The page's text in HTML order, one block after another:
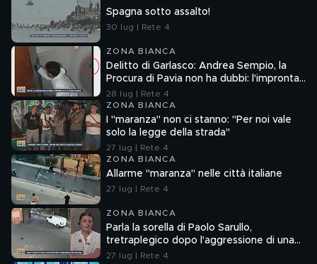
Spagna sotto assalto!
30 lug | Rete 4
ZONA BIANCA
Delitto di Garlasco: Andrea Sempio, la
Procura di Pavia non ha dubbi: l'impronta
33 è la pistola fumante
28 lug | Rete 4
ZONA BIANCA
I "maranza" non ci stanno: "Per noi vale
solo la legge della strada"
27 lug | Rete 4
ZONA BIANCA
Allarme "maranza" nelle città italiane
27 lug | Rete 4
ZONA BIANCA
Parla la sorella di Paolo Sarullo,
tretraplegico dopo l'aggressione di una
baby gang
27 lug | Rete 4